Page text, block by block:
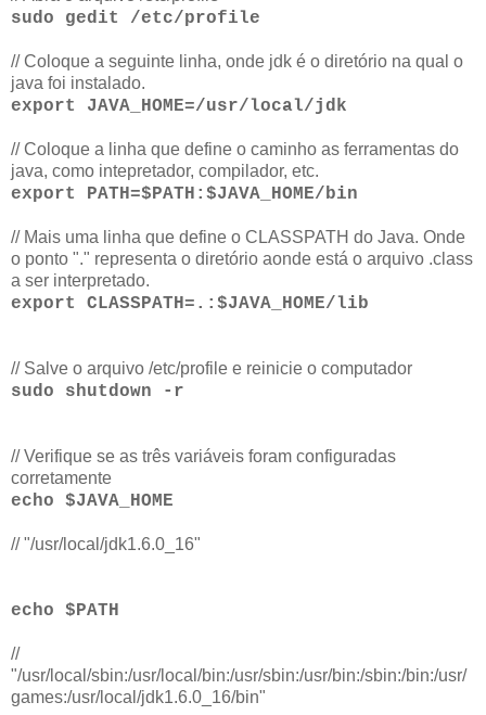
sudo gedit /etc/profile
// Coloque a seguinte linha, onde jdk é o diretório na qual o
java foi instalado.
export JAVA_HOME=/usr/local/jdk
// Coloque a linha que define o caminho as ferramentas do
java, como intepretador, compilador, etc.
export PATH=$PATH:$JAVA_HOME/bin
// Mais uma linha que define o CLASSPATH do Java. Onde
o ponto "." representa o diretório aonde está o arquivo .class
a ser interpretado.
export CLASSPATH=.:$JAVA_HOME/lib
// Salve o arquivo /etc/profile e reinicie o computador
sudo shutdown -r
// Verifique se as três variáveis foram configuradas
corretamente
echo $JAVA_HOME
// "/usr/local/jdk1.6.0_16"
echo $PATH
//
"/usr/local/sbin:/usr/local/bin:/usr/sbin:/usr/bin:/sbin:/bin:/usr/
games:/usr/local/jdk1.6.0_16/bin"